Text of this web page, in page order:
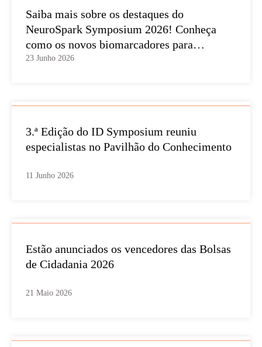
Saiba mais sobre os destaques do
NeuroSpark Symposium 2026! Conheça
como os novos biomarcadores para
Esclerose Múltipla e Alzheimer reforçam a
23 Junho 2026
3.ª Edição do ID Symposium reuniu
especialistas no Pavilhão do Conhecimento
11 Junho 2026
Estão anunciados os vencedores das Bolsas
de Cidadania 2026
21 Maio 2026